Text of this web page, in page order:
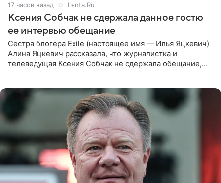
17 часов назад Lenta.Ru
Ксения Собчак не сдержала данное гостю
ее интервью обещание
Сестра блогера Exile (настоящее имя — Илья Яцкевич)
Алина Яцкевич рассказала, что журналистка и
телеведущая Ксения Собчак не сдержала обещание,